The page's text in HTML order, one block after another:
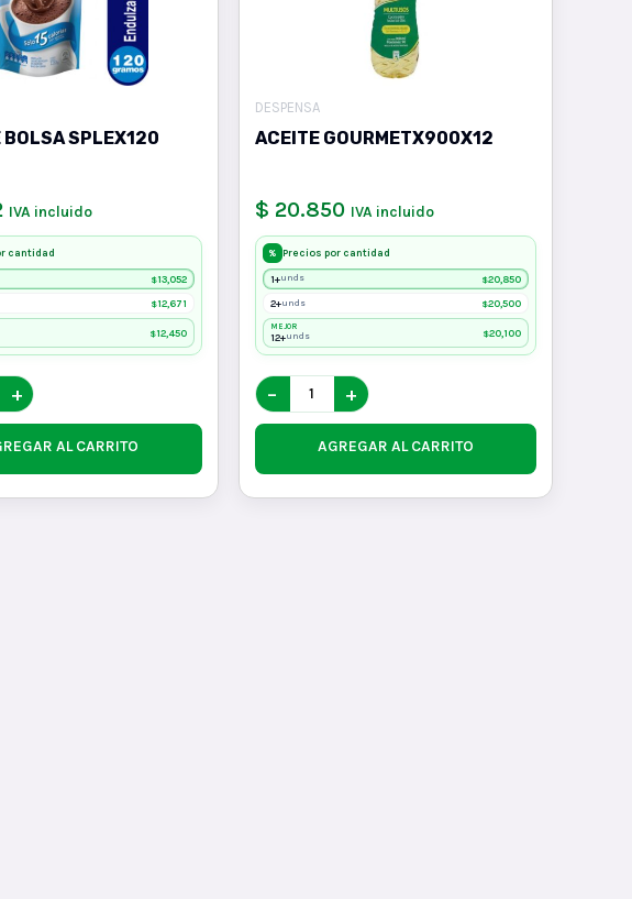
SPLEX120
IVA incluido
cantidad
$13,052
$12,671
$12,450
+
AL CARRITO
DESPENSA
ACEITE GOURMETX900X12
$ 20.850 IVA incluido
% Precios por cantidad
1+unds $20,850
2+unds $20,500
MEJOR
12+unds $20,100
− +
AGREGAR AL CARRITO